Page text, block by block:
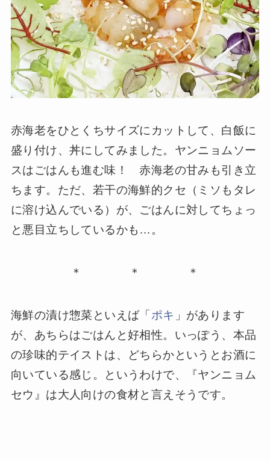
赤海老をひとくちサイズにカットして、白飯に
盛り付け、丼にしてみました。ヤンニョムソー
スはごはんも進む味！ 赤海老の甘みも引き立
ちます。ただ、若干の海鮮的クセ（ミソもタレ
に溶け込んでいる）が、ごはんに対してちょっ
と悪目立ちしているかも…。
＊ ＊ ＊
海鮮の漬け惣菜といえば「ポキ 」があります
が、あちらはごはんと好相性。いっぽう、本品
の珍味的テイストは、どちらかというとお酒に
向いている感じ。というわけで、『ヤンニョム
セウ』は大人向けの食材と言えそうです。